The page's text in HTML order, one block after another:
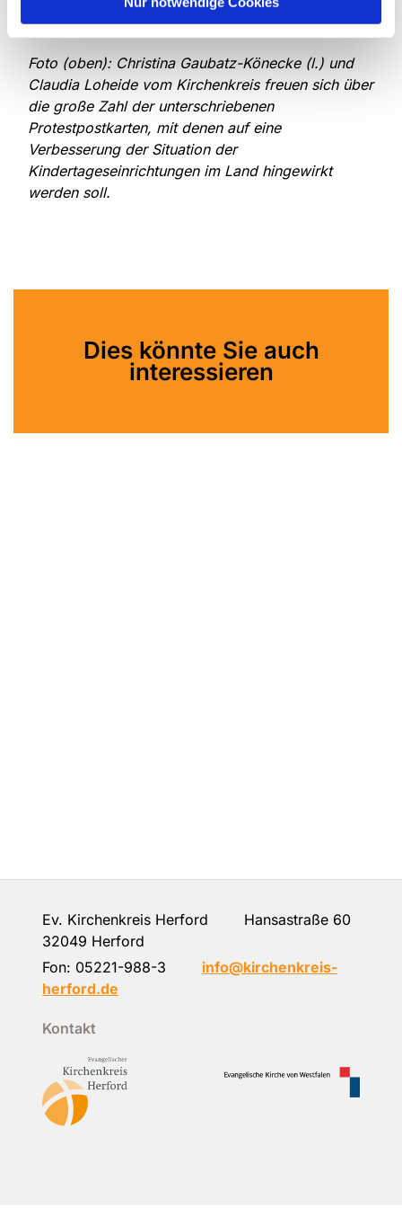
groß der Handlungsbedarf sei, so Gaubatz-
Könecke.
Foto (oben): Christina Gaubatz-Könecke (l.) und
Claudia Loheide vom Kirchenkreis freuen sich über
die große Zahl der unterschriebenen
Protestpostkarten, mit denen auf eine
Verbesserung der Situation der
Kindertageseinrichtungen im Land hingewirkt
werden soll.
Dies könnte Sie auch
interessieren
Ev. Kirchenkreis Herford Hansastraße 60
32049 Herford
Fon: 05221-988-3
info@kirchenkreis-
herford.de
Kontakt